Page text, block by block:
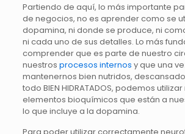
Partiendo de aquí, lo más importante
de negocios, no es aprender como se
dopamina, ni donde se produce, ni
ni cada uno de sus detalles. Lo más
comprender que es parte de nuestro
nuestros procesos internos y que una
mantenernos bien nutridos,
todo BIEN HIDRATADOS, podemos
elementos bioquímicos que están a
lo que incluye a la dopamina.
Para poder utilizar correctamente